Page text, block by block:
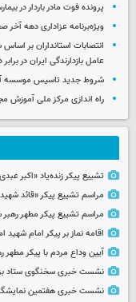
پرونده فوت مادر باردار در
ویژه‌برنامه عزاداری دهه
انتصابات استانداران بر
عامل بازدارندگی ایران در
شروط جدید تاسیس موسسه
راه اندازی مرکز ملی آموزش
تشییع پیکر زنده‌یاد «اکبر
مراسم تشییع پیکر «قائد
مراسم تشییع پیکر مطهر رهبر
اقامه نماز بر پیکر امام شهید
آیین وداع مردم با پیکر
نشست خبری سخنگوی ستاد
نشست خبری هفتمین